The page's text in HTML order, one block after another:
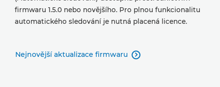
firmwaru 1.5.0 nebo novějšího. Pro plnou funkcionalitu
automatického sledování je nutná placená licence.
Nejnovější aktualizace firmwaru 